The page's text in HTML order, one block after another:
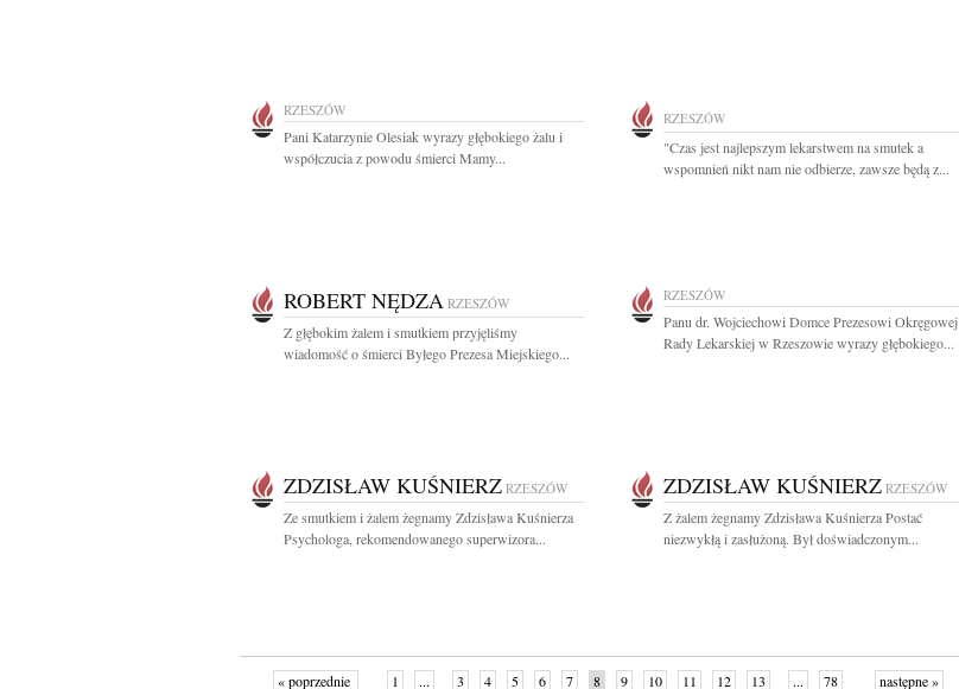
RZESZÓW
Pani Katarzynie Olesiak wyrazy głębokiego żalu i
współczucia z powodu śmierci Mamy...
RZESZÓW
"Czas jest najlepszym lekarstwem na smutek a
wspomnień nikt nam nie odbierze, zawsze będą z...
ROBERT NĘDZA RZESZÓW
Z głębokim żalem i smutkiem przyjęliśmy
wiadomość o śmierci Byłego Prezesa Miejskiego...
RZESZÓW
Panu dr. Wojciechowi Domce Prezesowi Okręgowej
Rady Lekarskiej w Rzeszowie wyrazy głębokiego...
ZDZISŁAW KUŚNIERZ RZESZÓW
Ze smutkiem i żalem żegnamy Zdzisława Kuśnierza
Psychologa, rekomendowanego superwizora...
ZDZISŁAW KUŚNIERZ RZESZÓW
Z żalem żegnamy Zdzisława Kuśnierza Postać
niezwykłą i zasłużoną. Był doświadczonym...
« poprzednie 1 ... 3 4 5 6 7 8 9 10 11 12 13 ... 78 następne »